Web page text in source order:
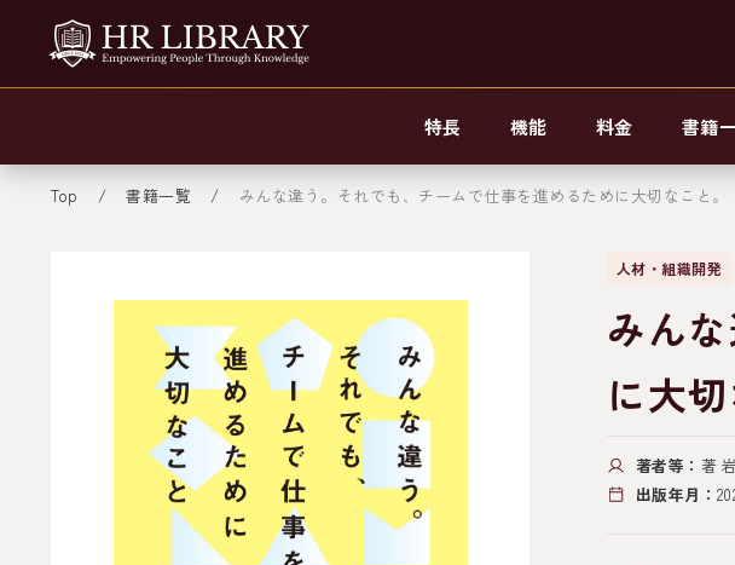
特長 機能 料金 書籍
Top 書籍一覧 みんな違う。それでも、チームで仕事を進めるために大切なこと。
人材・組織開発
みん
に大切
著者等： 著
出版年月：